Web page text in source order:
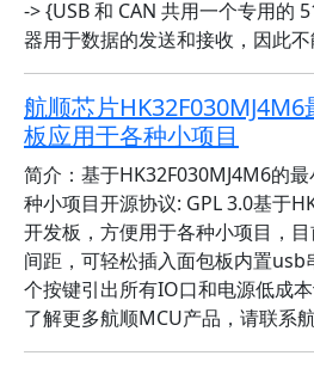
-> {USB 和 CAN 共用一个专用的
器用于数据的发送和接收，因此
航顺芯片HK32F030MJ4M6
板应用于各种小项目
简介：基于HK32F030MJ4M6的
种小项目开源协议: GPL 3.0基于
开发板，方便用于各种小项目，
间距，可轻松插入面包板内置usb
个按键引出所有IO口和电源低成
了解更多航顺MCU产品，请联系